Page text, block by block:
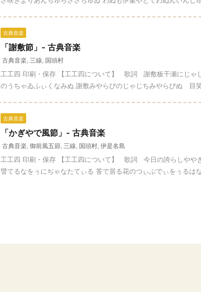
古典音楽
「謝敷節」- 古典音楽
古典音楽, 三線, 国頭村
工工四 印刷・保存 【工工四について】 歌詞 謝敷板干瀬にじゃ
のうちゃゐふぃくなみぬ 謝敷みやらびのじゃじちみやらびぬ 目
古典音楽
「かぎやで風節」- 古典音楽
古典音楽, 御前風五節, 三線, 国頭村, 伊是名島
工工四 印刷・保存 【工工四について】 歌詞 今日の誇らしやや
譬てるなをぅにぢゃなたてぃる 莟で居る花のつぃぶでぃをぅる